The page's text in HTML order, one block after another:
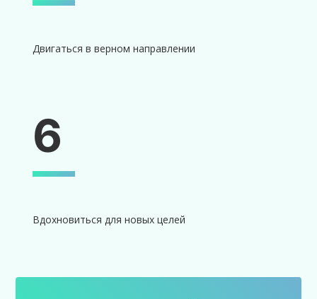
Двигаться в верном направлении
6
Вдохновиться для новых целей